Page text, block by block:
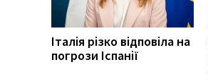
Італія різко відповіла на
погрози Іспанії